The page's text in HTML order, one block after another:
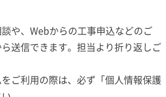
や、Webからの工事申込などのご
送信できます。担当より折り返しご
ご利用の際は、必ず「 個人情報保護